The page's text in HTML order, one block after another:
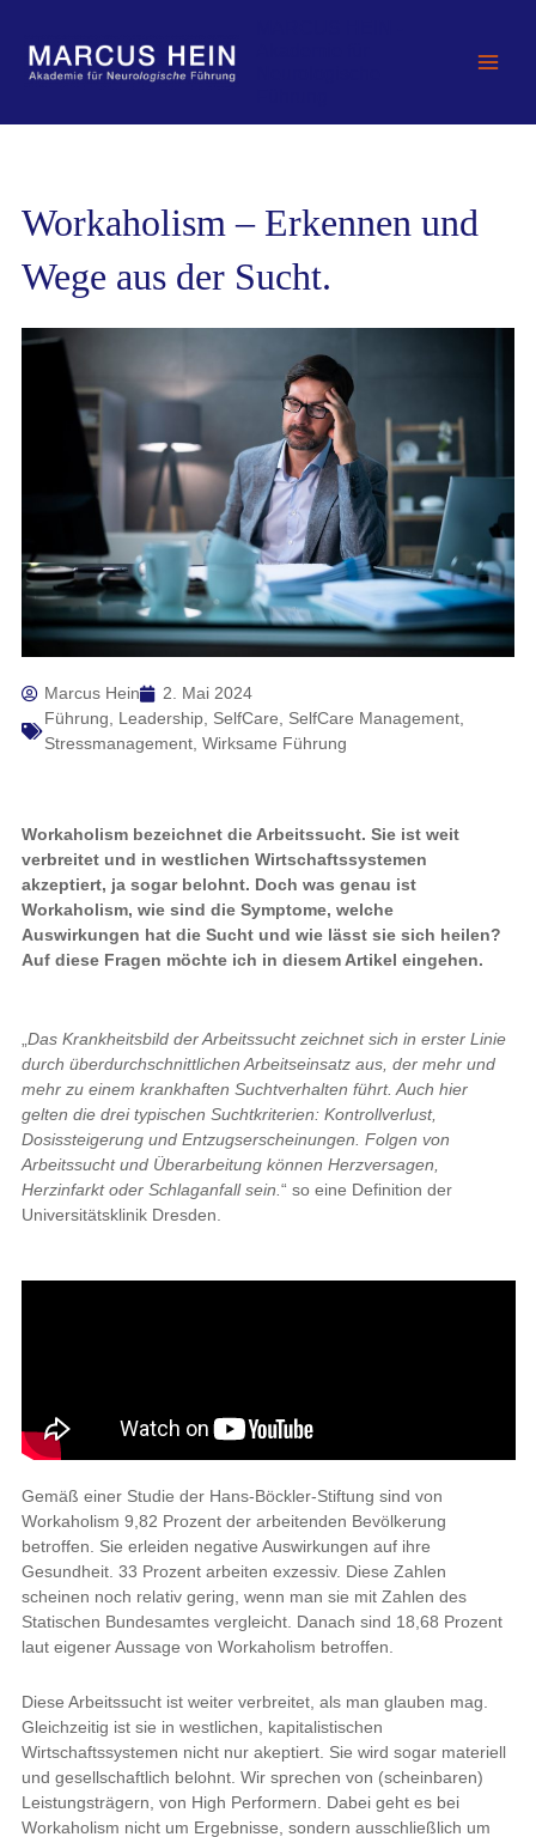
springen
Workaholism – Erkennen und
Wege aus der Sucht.
Marcus Hein
2. Mai 2024
Führung, Leadership, SelfCare, SelfCare Management,
Stressmanagement, Wirksame Führung
Workaholism bezeichnet die Arbeitssucht. Sie ist weit
verbreitet und in westlichen Wirtschaftssystemen
akzeptiert, ja sogar belohnt. Doch was genau ist
Workaholism, wie sind die Symptome, welche
Auswirkungen hat die Sucht und wie lässt sie sich heilen?
Auf diese Fragen möchte ich in diesem Artikel eingehen.
Das Krankheitsbild der Arbeitssucht zeichnet sich in erster Linie
durch überdurchschnittlichen Arbeitseinsatz aus, der mehr und
mehr zu einem krankhaften Suchtverhalten führt. Auch hier
gelten die drei typischen Suchtkriterien: Kontrollverlust,
Dosissteigerung und Entzugserscheinungen. Folgen von
Arbeitssucht und Überarbeitung können Herzversagen,
Herzinfarkt oder Schlaganfall sein. “ so eine Definition der
Universitätsklinik Dresden.
Gemäß einer Studie der Hans-Böckler-Stiftung sind von
Workaholism 9,82 Prozent der arbeitenden Bevölkerung
betroffen. Sie erleiden negative Auswirkungen auf ihre
Gesundheit. 33 Prozent arbeiten exzessiv. Diese Zahlen
scheinen noch relativ gering, wenn man sie mit Zahlen des
Statischen Bundesamtes vergleicht. Danach sind 18,68 Prozent
laut eigener Aussage von Workaholism betroffen.
Diese Arbeitssucht ist weiter verbreitet, als man glauben mag.
Gleichzeitig ist sie in westlichen, kapitalistischen
Wirtschaftssystemen nicht nur akeptiert. Sie wird sogar materiell
und gesellschaftlich belohnt. Wir sprechen von (scheinbaren)
Leistungsträgern, von High Performern. Dabei geht es bei
Workaholism nicht um Ergebnisse, sondern ausschließlich um